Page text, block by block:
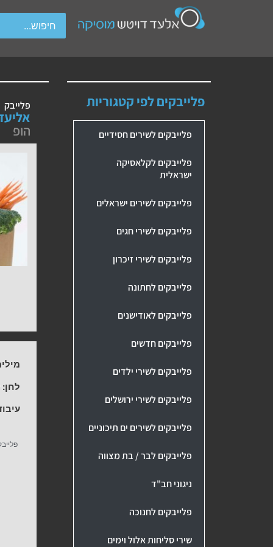
gestures.
פלייבקים לפי קטגוריות
פלייבקים לשירים חסידיים
פלייבקים לקלאסיקה
ישראלית
פלייבקים לשירים ישראלים
פלייבקים לשירי חגים
פלייבקים לשירי זיכרון
פלייבקים לחתונה
פלייבקים לאודישנים
פלייבקים חדשים
פלייבקים לשירי ילדים
פלייבקים לשירי ירושלים
פלייבקים לשירים ים תיכוניים
פלייבקים לבר / בת מצווה
ניגוני חב"ד
פלייבקים לחנוכה
שירי סליחות אלול וימים
פלייבק
הופ
לחן: